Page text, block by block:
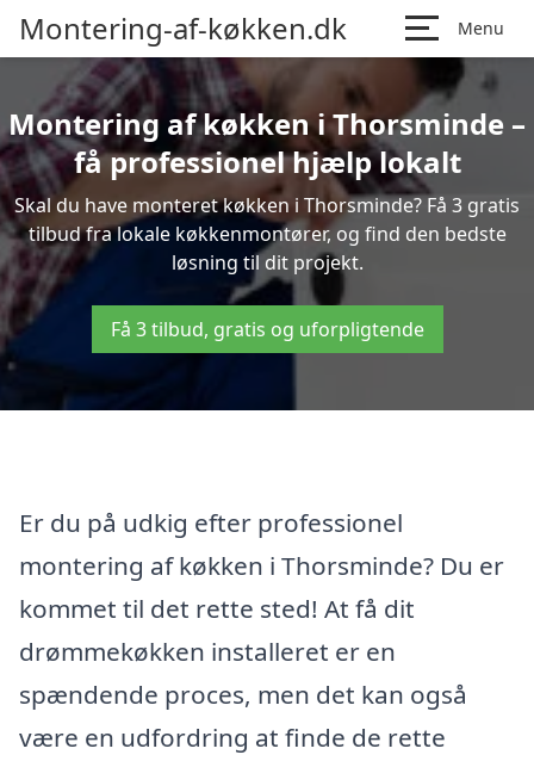
Montering-af-køkken.dk Menu
Montering af køkken i Thorsminde –
få professionel hjælp lokalt
Skal du have monteret køkken i Thorsminde? Få 3 gratis
tilbud fra lokale køkkenmontører, og find den bedste
løsning til dit projekt.
Få 3 tilbud, gratis og uforpligtende
Er du på udkig efter professionel
montering af køkken i Thorsminde? Du er
kommet til det rette sted! At få dit
drømmekøkken installeret er en
spændende proces, men det kan også
være en udfordring at finde de rette